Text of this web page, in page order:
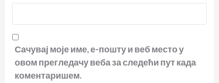
Сачувај моје име, е-пошту и веб место у
овом прегледачу веба за следећи пут када
коментаришем.